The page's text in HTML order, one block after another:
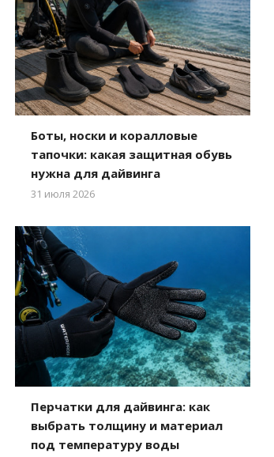
Боты, носки и коралловые
тапочки: какая защитная обувь
нужна для дайвинга
31 июля 2026
Перчатки для дайвинга: как
выбрать толщину и материал
под температуру воды